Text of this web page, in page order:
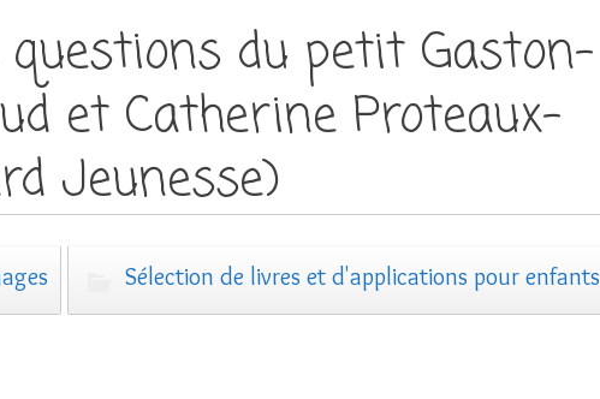
du petit Gaston-
et Catherine Proteaux-
Jeunesse)
Sélection de livres et d'applications pour enfants